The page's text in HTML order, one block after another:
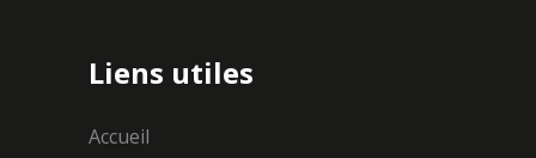
Liens utiles
Accueil